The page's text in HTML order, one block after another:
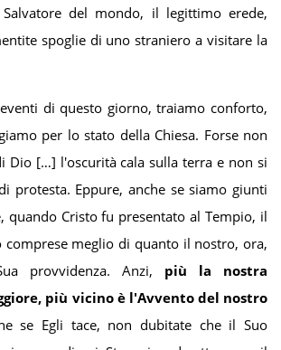
del mondo, il legittimo erede,
spoglie di uno straniero a visitare la
di questo giorno, traiamo conforto,
per lo stato della Chiesa. Forse non
Dio […] l'oscurità cala sulla terra e non si
protesta. Eppure, anche se siamo giunti
quando Cristo fu presentato al Tempio, il
meglio di quanto il nostro, ora,
provvidenza. Anzi, più la nostra
più vicino è l'Avvento del nostro
se Egli tace, non dubitate che il Suo